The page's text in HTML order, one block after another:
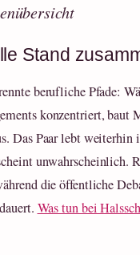
Stand
berufliche Pfade:
konzentriert, baut
Das Paar lebt weiterhin
unwahrscheinlich.
die öffentliche
Was tun bei